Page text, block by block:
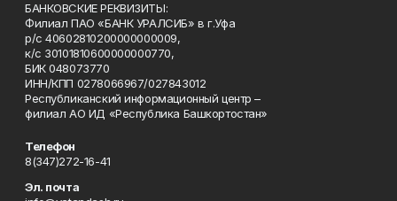
БАНКОВСКИЕ РЕКВИЗИТЫ:
Филиал ПАО «БАНК УРАЛСИБ» в г.Уфа
р/с 40602810200000000009,
к/с 30101810600000000770,
БИК 048073770
ИНН/КПП 0278066967/027843012
Республиканский информационный центр –
филиал АО ИД «Республика Башкортостан»
Телефон
8(347)272-16-41
Эл. почта